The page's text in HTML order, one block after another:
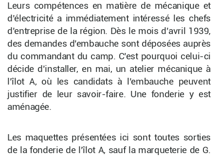
Leurs compétences en matière de mécanique et
d’électricité a immédiatement intéressé les chefs
d’entreprise de la région. Dès le mois d’avril 1939,
des demandes d’embauche sont déposées auprès
du commandant du camp. C’est pourquoi celui-ci
décide d’installer, en mai, un atelier mécanique à
l’îlot A, où les candidats à l’embauche peuvent
justifier de leur savoir-faire. Une fonderie y est
aménagée.
Les maquettes présentées ici sont toutes sorties
de la fonderie de l’îlot A, sauf la marqueterie de G.